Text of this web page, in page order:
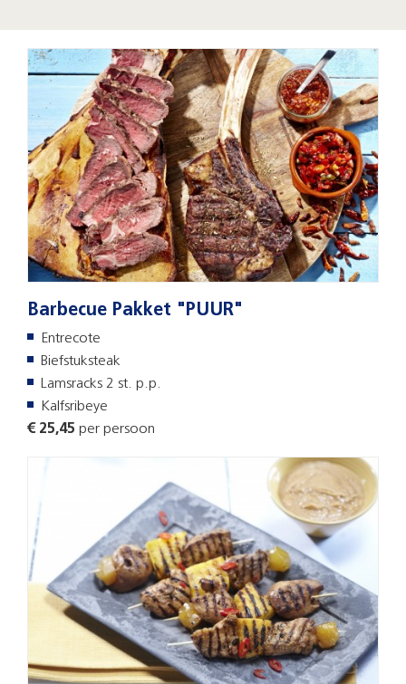
Barbecue Pakket "PUUR"
Entrecote
Biefstuksteak
Lamsracks 2 st. p.p.
Kalfsribeye
€ 25,45 per persoon